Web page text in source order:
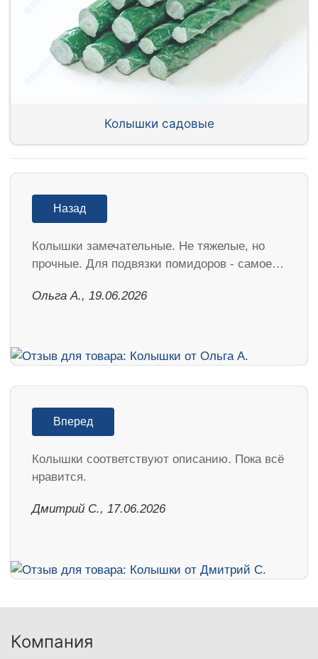
Колышки садовые
Назад
Колышки замечательные. Не тяжелые, но
прочные. Для подвязки помидоров - самое…
Ольга А., 19.06.2026
Вперед
Колышки соответствуют описанию. Пока всё
нравится.
Дмитрий С., 17.06.2026
Компания